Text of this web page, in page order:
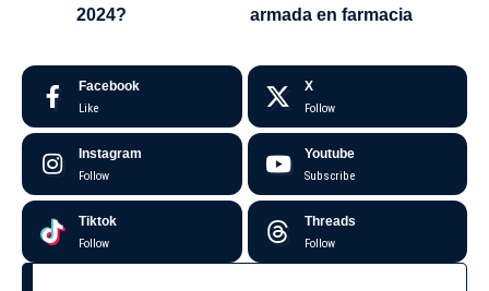
2024?
armada en farmacia
Facebook
Like
X
Follow
Instagram
Follow
Youtube
Subscribe
Tiktok
Follow
Threads
Follow